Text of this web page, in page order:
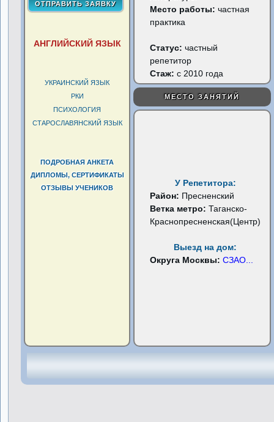
АНГЛИЙСКИЙ ЯЗЫК
УКРАИНСКИЙ ЯЗЫК
РКИ
ПСИХОЛОГИЯ
СТАРОСЛАВЯНСКИЙ ЯЗЫК
ПОДРОБНАЯ АНКЕТА
ДИПЛОМЫ, СЕРТИФИКАТЫ
ОТЗЫВЫ УЧЕНИКОВ
Место работы: частная
практика
Статус:частный
репетитор
Стаж: с 2010 года
МЕСТО ЗАНЯТИЙ
У Репетитора:
Район: Пресненский
Ветка метро:Таганско-
Краснопресненская(Центр)
Выезд на дом:
Округа Москвы:СЗАО